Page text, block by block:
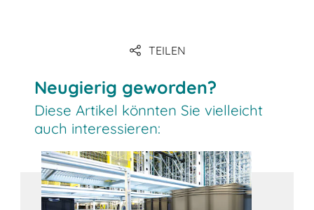
TEILEN
Neugierig geworden?
Diese Artikel könnten Sie vielleicht
auch interessieren: